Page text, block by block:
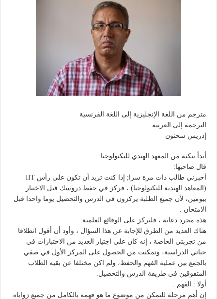
مترجم من اللغة الإنجليزية إلى اللغة الفرنسية
الترجمة إلى العربية
إدريس سحنون
أبدأ بنكتة من المعهد الهندي للتكنولوجيا:
قال صاحبها:
أخبرني طالب ذات مرة سرا; إذا كنت تريد أن تكون على رأس IIT
(المعاهد الهندية للتكنولوجيا) ، فركز في حفظ دروسك قبل الاختبار
بيومين، لأن جميع الطلبة يركزون في الدرس والتحصيل يوما واحدا قبل
الامتحان .
هذه مجرد دعابة ، فلنركز على الوقائع العلمية:
هناك العديد من الطرق للإجابة عن هذا السؤال ، وأود أن أقول انطلاقا
من تجربتي الخاصة ، إنه كان علي اجتياز العديد من الاختبارات في
حياتي الدراسية، وتمكنت من الحصول على المركز الأول في صفي
بالجمع بين عملية الفهم والحفظ، ولم اكن مختلفا عن بقيه الطلاب
المتفوقين في طريقة الدرس والتحصيل.
أولا : الفهم .
إن أهم مرحلة للتمكن من موضوع ما هو فهمه بالكامل من جميع زواياه.